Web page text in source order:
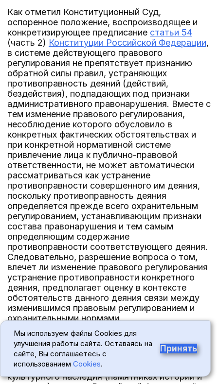
Как отметил Конституционный Суд,
оспоренное положение, воспроизводящее и
конкретизирующее предписание статьи 54
(часть 2) Конституции Российской Федерации,
в системе действующего правового
регулирования не препятствует признанию
обратной силы правил, устраняющих
противоправность деяний (действий,
бездействия), подпадающих под признаки
административного правонарушения. Вместе с
тем изменение правового регулирования,
несоблюдение которого обусловило в
конкретных фактических обстоятельствах и
при конкретной нормативной системе
привлечение лица к публично-правовой
ответственности, не может автоматически
рассматриваться как устранение
противоправности совершенного им деяния,
поскольку противоправность деяния
определяется прежде всего охранительным
регулированием, устанавливающим признаки
состава правонарушения и тем самым
определяющим содержание
противоправности соответствующего деяния.
Следовательно, разрешение вопроса о том,
влечет ли изменение правового регулирования
устранение противоправности конкретного
деяния, предполагает оценку в контексте
обстоятельств данного деяния связи между
изменившимся правовым регулированием и
охранительными нормами.
9. Определением от 6 апреля 2023 года N 751-
О Конституционный Суд проанализировал
положения подпункта 2 пункта 6 статьи 11
Федерального закона "Об объектах
культурного наследия (памятниках истории и
Мы используем файлы Cookies для
улучшения работы сайта. Оставаясь на
сайте, Вы соглашаетесь с
использованием Cookies.
Принять